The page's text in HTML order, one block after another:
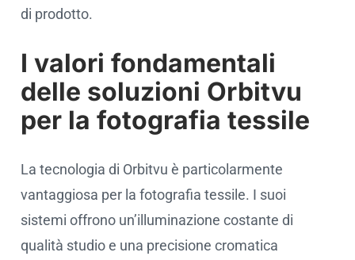
di prodotto.
I valori fondamentali
delle soluzioni Orbitvu
per la fotografia tessile
La tecnologia di Orbitvu è particolarmente
vantaggiosa per la fotografia tessile. I suoi
sistemi offrono un’illuminazione costante di
qualità studio e una precisione cromatica